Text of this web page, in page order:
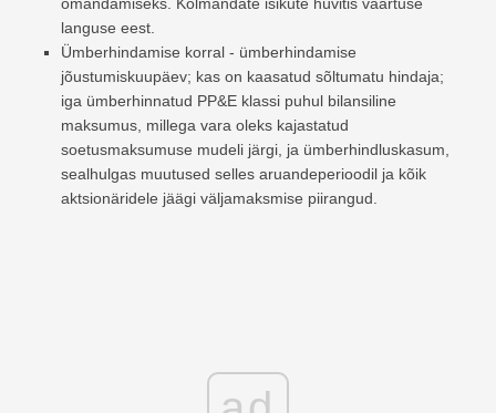
languse eest.
Ümberhindamise korral - ümberhindamise
jõustumiskuupäev; kas on kaasatud sõltumatu hindaja;
iga ümberhinnatud PP&E klassi puhul bilansiline
maksumus, millega vara oleks kajastatud
soetusmaksumuse mudeli järgi, ja ümberhindluskasum,
sealhulgas muutused selles aruandeperioodil ja kõik
aktsionäridele jäägi väljamaksmise piirangud.